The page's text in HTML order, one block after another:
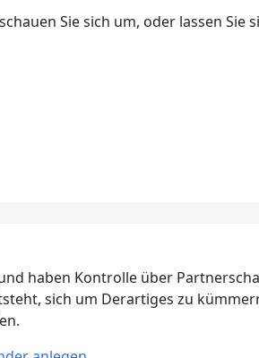
Sie sich um, oder lassen Sie
haben Kontrolle über
sich um Derartiges zu